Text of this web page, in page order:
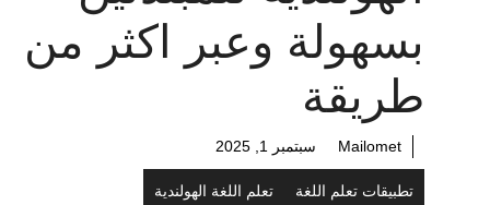
بسهولة وعبر اكثر من
طريقة
Mailomet سبتمبر 1, 2025
تطبيقات تعلم اللغة تعلم اللغة الهولندية